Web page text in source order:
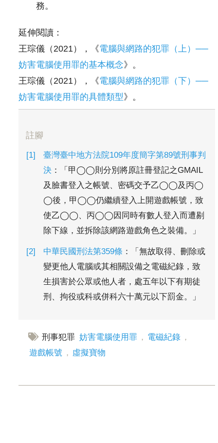
務。
延伸閱讀：
王琮儀（2021），《電腦與網路的犯罪（上）──
妨害電腦使用罪的基本概念》。
王琮儀（2021），《電腦與網路的犯罪（下）──
妨害電腦使用罪的具體類型 》。
註腳
臺灣臺中地方法院109年度簡字第89號刑事判
決 ：「甲◯◯則分別將原註冊登記之GMAIL
及臉書登入之帳號、密碼交予乙◯◯及丙◯
◯後，甲◯◯仍繼續登入上開遊戲帳號，致
使乙◯◯、丙◯◯因同時有數人登入而遭剔
除下線，並拆除該網路遊戲角色之裝備。」
中華民國刑法第359條 ：「無故取得、刪除或
變更他人電腦或其相關設備之電磁紀錄，致
生損害於公眾或他人者，處五年以下有期徒
刑、拘役或科或併科六十萬元以下罰金。」
刑事犯罪 妨害電腦使用罪 ， 電磁紀錄 ，
遊戲帳號 ， 虛擬寶物